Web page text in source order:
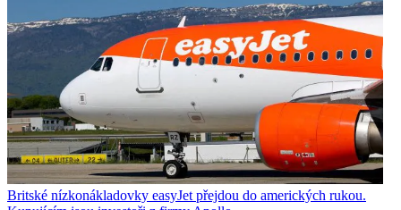
Britské nízkonákladovky easyJet přejdou do amerických rukou.